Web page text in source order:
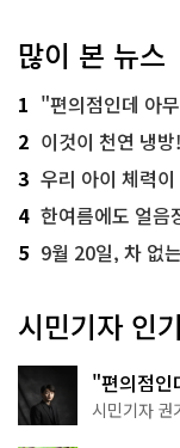
많이 본 뉴스
1 "편의점인데 아무것
2 이것이 천연 냉
3 우리 아이 체력
4 한여름에도 얼음장
5 9월 20일, 차 없는
시민기자 인
"편의점인
한 편의점
시민기자 권